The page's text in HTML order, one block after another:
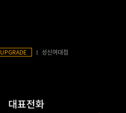
UPGRADE 성신여대점